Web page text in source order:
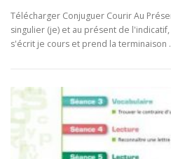
Télécharger Conjuguer Courir Au
singulier (je) et au présent de
s'écrit je cours et prend la terminaison